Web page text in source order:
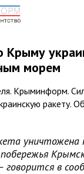
Крыму
морем
Крыминформ.
ракету.
уничтожена
говорится в